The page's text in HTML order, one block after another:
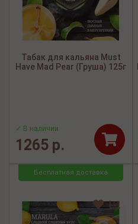
Табак для кальяна Must
Have Mad Pear (Груша) 125г
✓ В наличии
1265 р.
Бесплатная доставка